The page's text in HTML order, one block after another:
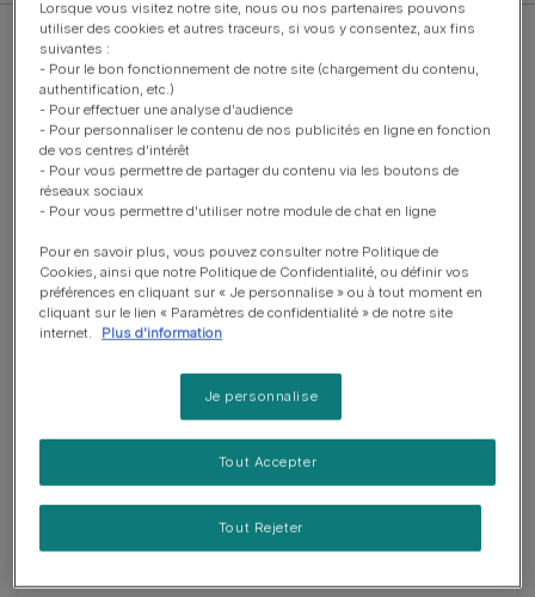
Croquettes
PURINA CAT CHOW® –
en Poulet
Purina® PRO PLAN® Sterilised
Kitten HEALTHY START, Riche en
Chaton Stérilisé aidant au
renforcement de la réponse
Lorsque vous visitez notre site, nous ou nos partenaires pouvons
utiliser des cookies et autres traceurs, si vous y consentez, aux fins
suivantes :
- Pour le bon fonctionnement de notre site (chargement du contenu,
authentification, etc.)
- Pour effectuer une analyse d'audience
- Pour personnaliser le contenu de nos publicités en ligne en fonction
de vos centres d'intérêt
- Pour vous permettre de partager du contenu via les boutons de
réseaux sociaux
- Pour vous permettre d'utiliser notre module de chat en ligne
Pour en savoir plus, vous pouvez consulter notre Politique de
Cookies, ainsi que notre Politique de Confidentialité, ou définir vos
préférences en cliquant sur « Je personnalise » ou à tout moment en
cliquant sur le lien « Paramètres de confidentialité » de notre site
internet.
Plus d'information
Je personnalise
Tout Rejeter
Tout Accepter